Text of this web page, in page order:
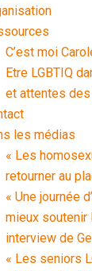
C’est moi
Etre LGBTIQ
et attentes des
les médias
« Les
retourner au
« Une journée
mieux soutenir
interview de
« Les seniors